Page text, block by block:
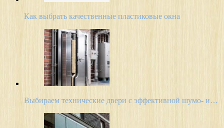
Как выбрать качественные пластиковые окна
Выбираем технические двери с эффективной шумо- и…